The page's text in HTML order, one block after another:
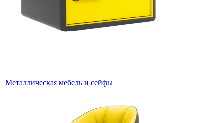
Металлическая мебель и сейфы